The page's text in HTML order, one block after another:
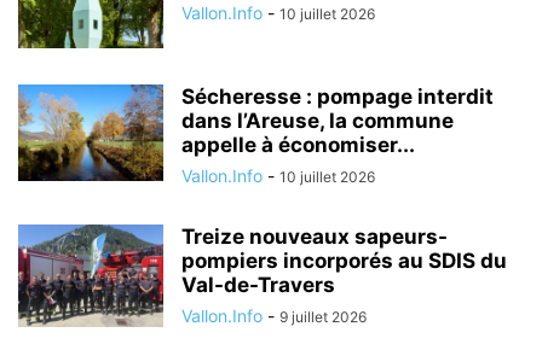
Vallon.Info - 10 juillet 2026
Sécheresse : pompage interdit
dans l’Areuse, la commune
appelle à économiser...
Vallon.Info - 10 juillet 2026
Treize nouveaux sapeurs-
pompiers incorporés au SDIS du
Val-de-Travers
Vallon.Info - 9 juillet 2026